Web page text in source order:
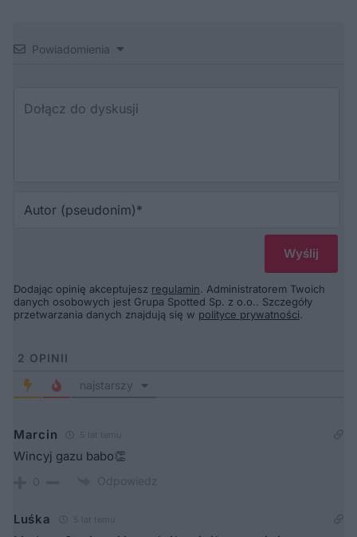
Powiadomienia
Dodając opinię akceptujesz regulamin. Administratorem Twoich
danych osobowych jest Grupa Spotted Sp. z o.o.. Szczegóły
przetwarzania danych znajdują się w polityce prywatności.
2 OPINII
najstarszy
Marcin
Wincyj gazu babo👏
Luśka